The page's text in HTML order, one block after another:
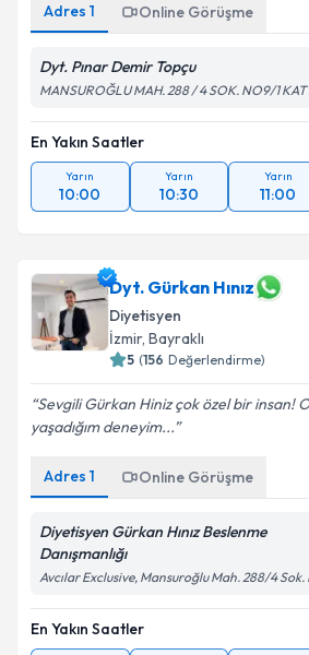
Adres 1 Online Görüşme
Dyt. Pınar Demir Topçu
MANSUROĞLU MAH. 288 / 4 SOK. NO9/1
En Yakın Saatler
Yarın
10:00
Yarın
10:30
Yarın
11:00
Dyt. Gürkan Hınız
Diyetisyen
İzmir, Bayraklı
5 (156 Değerlendirme)
Sevgili Gürkan Hiniz çok özel bir insan!
yaşadığım deneyim...
Adres 1 Online Görüşme
Diyetisyen Gürkan Hınız Beslenme
Danışmanlığı
Avcılar Exclusive, Mansuroğlu Mah. 288/4 Sok.
En Yakın Saatler